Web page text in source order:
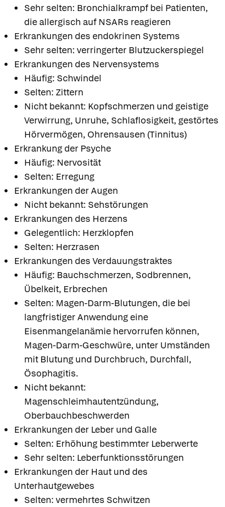
Sehr selten: Bronchialkrampf bei Patienten,
die allergisch auf NSARs reagieren
Erkrankungen des endokrinen Systems
Sehr selten: verringerter Blutzuckerspiegel
Erkrankungen des Nervensystems
Häufig: Schwindel
Selten: Zittern
Nicht bekannt: Kopfschmerzen und geistige
Verwirrung, Unruhe, Schlaflosigkeit, gestörtes
Hörvermögen, Ohrensausen (Tinnitus)
Erkrankung der Psyche
Häufig: Nervosität
Selten: Erregung
Erkrankungen der Augen
Nicht bekannt: Sehstörungen
Erkrankungen des Herzens
Gelegentlich: Herzklopfen
Selten: Herzrasen
Erkrankungen des Verdauungstraktes
Häufig: Bauchschmerzen, Sodbrennen,
Übelkeit, Erbrechen
Selten: Magen-Darm-Blutungen, die bei
langfristiger Anwendung eine
Eisenmangelanämie hervorrufen können,
Magen-Darm-Geschwüre, unter Umständen
mit Blutung und Durchbruch, Durchfall,
Ösophagitis.
Nicht bekannt:
Magenschleimhautentzündung,
Oberbauchbeschwerden
Erkrankungen der Leber und Galle
Selten: Erhöhung bestimmter Leberwerte
Sehr selten: Leberfunktionsstörungen
Erkrankungen der Haut und des
Unterhautgewebes
Selten: vermehrtes Schwitzen